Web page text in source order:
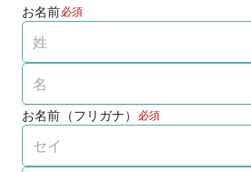
お名前必須
お名前（フリガナ） 必須